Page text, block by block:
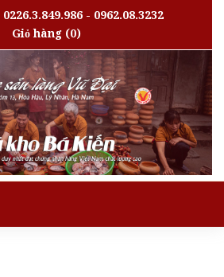
- 0962.08.3232
Giỏ hàng(0)